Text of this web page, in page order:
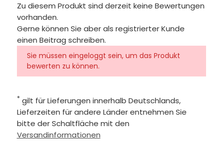
Zu diesem Produkt sind derzeit keine Bewertungen
vorhanden.
Gerne können Sie aber als registrierter Kunde
einen Beitrag schreiben.
Sie müssen eingeloggt sein, um das Produkt
bewerten zu können.
* gilt für Lieferungen innerhalb Deutschlands,
Lieferzeiten für andere Länder entnehmen Sie
bitte der Schaltfläche mit den
Versandinformationen